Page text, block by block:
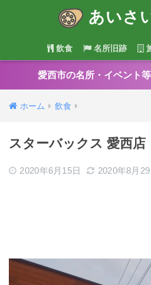
あいさ
飲食 名所旧跡
愛西市の名所・イベント
ホーム 飲食
スターバックス 愛西店
2020年6月15日 2020年8月29